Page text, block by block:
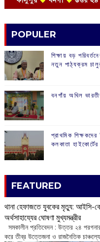
POPULER
শিক্ষায় বড়
নতুন পাঠ্যক্রম
বনগাঁয় অখিল
প্রাথমিক
কলকাতা হাইকোর্টের
FEATURED
থানা হেফাজতে যুবকের মৃত্যু: আইসি-
অর্থসাহায্যের ঘোষণা মুখ্যমন্ত্রীর
সমকালীন প্রতিবেদন : উত্তর ২৪
করে তীব্র উত্তেজনা ও রাজনৈতিক